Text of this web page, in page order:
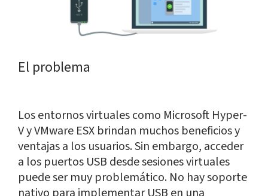
El problema
Los entornos virtuales como Microsoft Hyper-
V y VMware ESX brindan muchos beneficios y
ventajas a los usuarios. Sin embargo, acceder
a los puertos USB desde sesiones virtuales
puede ser muy problemático. No hay soporte